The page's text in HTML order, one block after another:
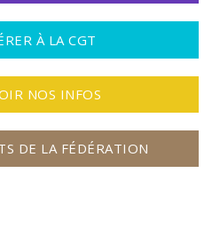
À LA CGT
NOS INFOS
DE LA FÉDÉRATION